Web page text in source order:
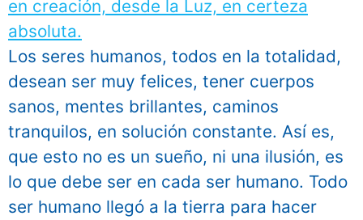
Los seres humanos, todos en la totalidad,
desean ser muy felices, tener cuerpos
sanos, mentes brillantes, caminos
tranquilos, en solución constante. Así es,
que esto no es un sueño, ni una ilusión, es
lo que debe ser en cada ser humano. Todo
ser humano llegó a la tierra para hacer